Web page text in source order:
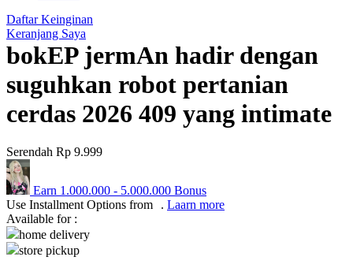
Philips Avent
Pigeon
Playgro
Ponycycle
Puma
Q
QV Baby
Daftar Keinginan
Keranjang Saya
bokEP jermAn hadir dengan
suguhkan robot pertanian
cerdas 2026 409 yang intimate
Serendah Rp 9.999
Earn 1.000.000 - 5.000.000 Bonus
Use Installment Options from
. Laarn more
Available for :
home delivery
store pickup